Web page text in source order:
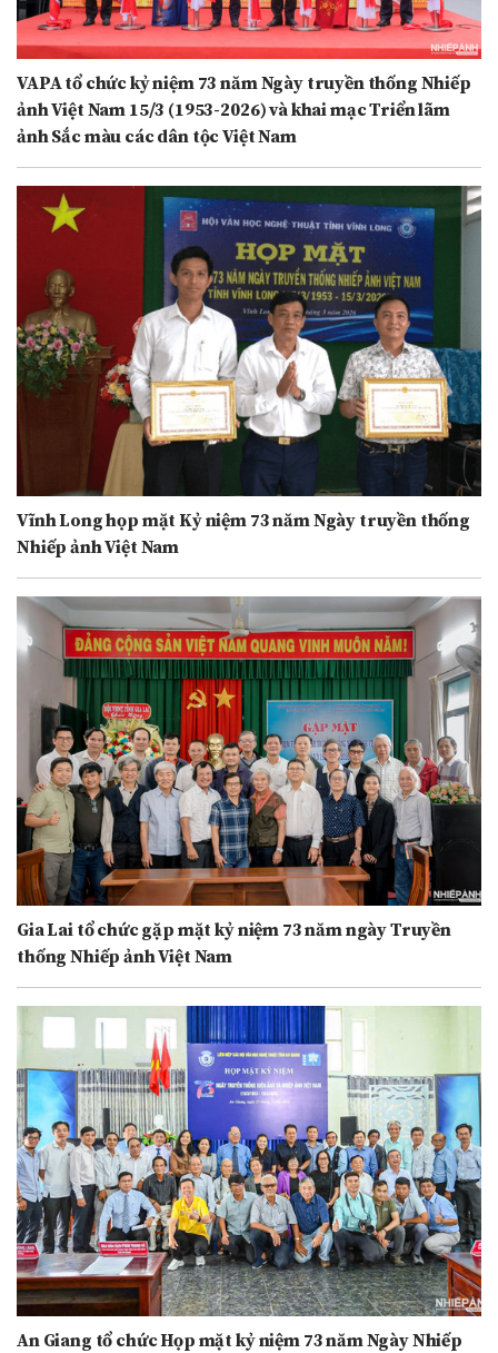
VAPA tổ chức kỷ niệm 73 năm Ngày truyền thống Nhiếp
ảnh Việt Nam 15/3 (1953-2026) và khai mạc Triển lãm
ảnh Sắc màu các dân tộc Việt Nam
Vĩnh Long họp mặt Kỷ niệm 73 năm Ngày truyền thống
Nhiếp ảnh Việt Nam
Gia Lai tổ chức gặp mặt kỷ niệm 73 năm ngày Truyền
thống Nhiếp ảnh Việt Nam
An Giang tổ chức Họp mặt kỷ niệm 73 năm Ngày Nhiếp